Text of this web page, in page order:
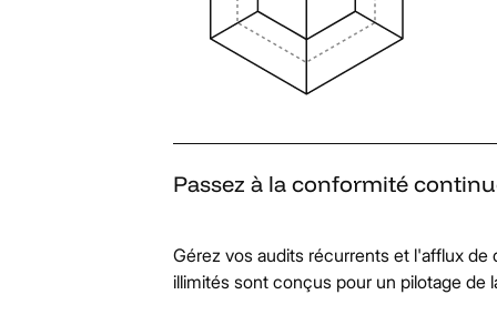
Passez à la conformité
Gérez vos audits récurrents et l'afflux
illimités sont conçus pour un pilotage de